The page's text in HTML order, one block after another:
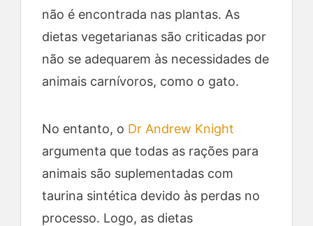
não é encontrada nas plantas. As
dietas vegetarianas são criticadas por
não se adequarem às necessidades de
animais carnívoros, como o gato.
No entanto, o Dr Andrew Knight
argumenta que todas as rações para
animais são suplementadas com
taurina sintética devido às perdas no
processo. Logo, as dietas